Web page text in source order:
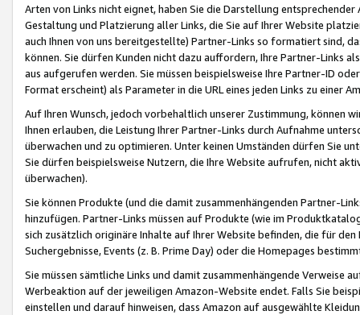
Arten von Links nicht eignet, haben Sie die Darstellung
Gestaltung und Platzierung aller Links, die Sie auf Ihrer Website
auch Ihnen von uns bereitgestellte) Partner-Links so formatiert sind,
können. Sie dürfen Kunden nicht dazu auffordern, Ihre Partner-Links
aus aufgerufen werden. Sie müssen beispielsweise Ihre Partner-ID
Format erscheint) als Parameter in die URL eines jeden Links zu einer
Auf Ihren Wunsch, jedoch vorbehaltlich unserer Zustimmung, können
Ihnen erlauben, die Leistung Ihrer Partner-Links durch Aufnahme
überwachen und zu optimieren. Unter keinen Umständen dürfen Sie
Sie dürfen beispielsweise Nutzern, die Ihre Website aufrufen, nicht
überwachen).
Sie können Produkte (und die damit zusammenhängenden Partner-
hinzufügen. Partner-Links müssen auf Produkte (wie im
sich zusätzlich originäre Inhalte auf Ihrer Website befinden, die für
Suchergebnisse, Events (z. B. Prime Day) oder die Homepages
Sie müssen sämtliche Links und damit zusammenhängende
Werbeaktion auf der jeweiligen Amazon-Website endet. Falls Sie
einstellen und darauf hinweisen, dass Amazon auf ausgewählte